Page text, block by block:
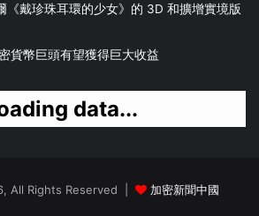
《戴珍珠耳環的少女》的 3D 和擴增實境版
貨幣巨頭有望獲得巨大收益
data...
All Rights Reserved | 加密新聞中國